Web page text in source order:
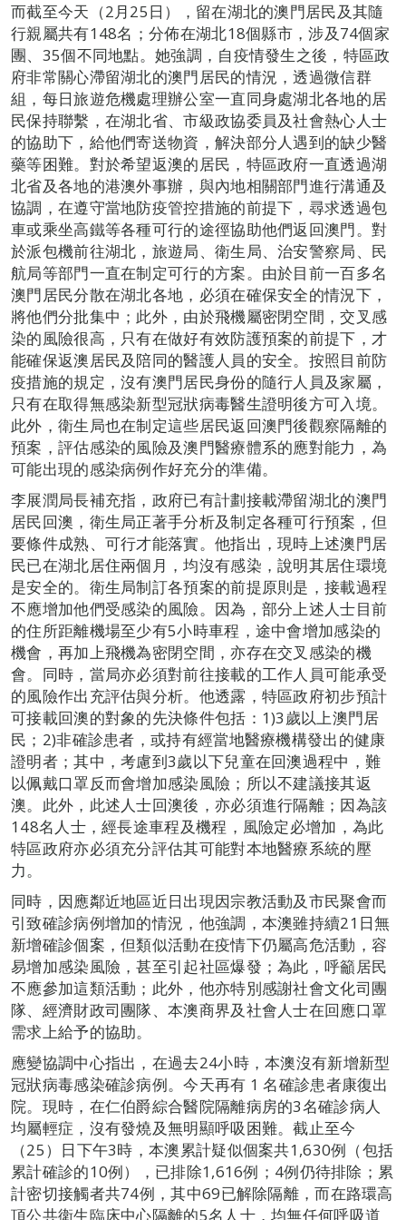
而截至今天（2月25日），留在湖北的澳門居民及其隨
行親屬共有148名；分佈在湖北18個縣市，涉及74個家
團、35個不同地點。她強調，自疫情發生之後，特區政
府非常關心滯留湖北的澳門居民的情況，透過微信群
組，每日旅遊危機處理辦公室一直同身處湖北各地的居
民保持聯繫，在湖北省、市級政協委員及社會熱心人士
的協助下，給他們寄送物資，解決部分人遇到的缺少醫
藥等困難。對於希望返澳的居民，特區政府一直透過湖
北省及各地的港澳外事辦，與內地相關部門進行溝通及
協調，在遵守當地防疫管控措施的前提下，尋求透過包
車或乘坐高鐵等各種可行的途徑協助他們返回澳門。對
於派包機前往湖北，旅遊局、衛生局、治安警察局、民
航局等部門一直在制定可行的方案。由於目前一百多名
澳門居民分散在湖北各地，必須在確保安全的情況下，
將他們分批集中；此外，由於飛機屬密閉空間，交叉感
染的風險很高，只有在做好有效防護預案的前提下，才
能確保返澳居民及陪同的醫護人員的安全。按照目前防
疫措施的規定，沒有澳門居民身份的隨行人員及家屬，
只有在取得無感染新型冠狀病毒醫生證明後方可入境。
此外，衛生局也在制定這些居民返回澳門後觀察隔離的
預案，評估感染的風險及澳門醫療體系的應對能力，為
可能出現的感染病例作好充分的準備。
李展潤局長補充指，政府已有計劃接載滯留湖北的澳門
居民回澳，衛生局正著手分析及制定各種可行預案，但
要條件成熟、可行才能落實。他指出，現時上述澳門居
民已在湖北居住兩個月，均沒有感染，說明其居住環境
是安全的。衛生局制訂各預案的前提原則是，接載過程
不應增加他們受感染的風險。因為，部分上述人士目前
的住所距離機場至少有5小時車程，途中會增加感染的
機會，再加上飛機為密閉空間，亦存在交叉感染的機
會。同時，當局亦必須對前往接載的工作人員可能承受
的風險作出充評估與分析。他透露，特區政府初步預計
可接載回澳的對象的先決條件包括：1)3歲以上澳門居
民；2)非確診患者，或持有經當地醫療機構發出的健康
證明者；其中，考慮到3歲以下兒童在回澳過程中，難
以佩戴口罩反而會增加感染風險；所以不建議接其返
澳。此外，此述人士回澳後，亦必須進行隔離；因為該
148名人士，經長途車程及機程，風險定必增加，為此
特區政府亦必須充分評估其可能對本地醫療系統的壓
力。
同時，因應鄰近地區近日出現因宗教活動及市民聚會而
引致確診病例增加的情況，他強調，本澳雖持續21日無
新增確診個案，但類似活動在疫情下仍屬高危活動，容
易增加感染風險，甚至引起社區爆發；為此，呼籲居民
不應參加這類活動；此外，他亦特別感謝社會文化司團
隊、經濟財政司團隊、本澳商界及社會人士在回應口罩
需求上給予的協助。
應變協調中心指出，在過去24小時，本澳沒有新增新型
冠狀病毒感染確診病例。今天再有 1 名確診患者康復出
院。現時，在仁伯爵綜合醫院隔離病房的3名確診病人
均屬輕症，沒有發燒及無明顯呼吸困難。截止至今
（25）日下午3時，本澳累計疑似個案共1,630例（包括
累計確診的10例），已排除1,616例；4例仍待排除；累
計密切接觸者共74例，其中69已解除隔離，而在路環高
頂公共衛生臨床中心隔離的5名人士，均無任何呼吸道